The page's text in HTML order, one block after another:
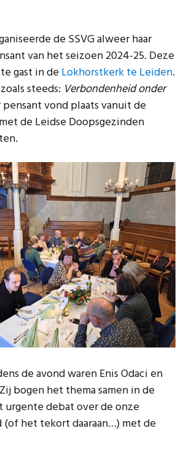
de SSVG alweer haar
van het seizoen 2024-25. Deze
gast in deLokhorstkerk te Leiden.
steeds: Verbondenheid onder
vond plaats vanuit de
de Leidse Doopsgezinden
de avond waren Enis Odaci en
bogen het thema samen in de
urgente debat over de onze
het tekort daaraan…) met de